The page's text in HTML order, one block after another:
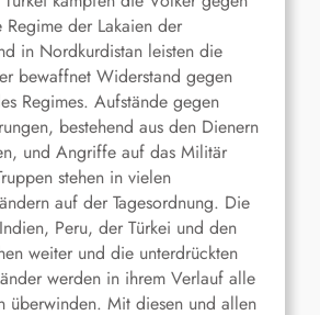
Regime der Lakaien der
in Nordkurdistan leisten die
bewaffnet Widerstand gegen
Regimes. Aufstände gegen
bestehend aus den Dienern
und Angriffe auf das Militär
stehen in vielen
auf der Tagesordnung. Die
Peru, der Türkei und den
weiter und die unterdrückten
werden in ihrem Verlauf alle
überwinden. Mit diesen und allen